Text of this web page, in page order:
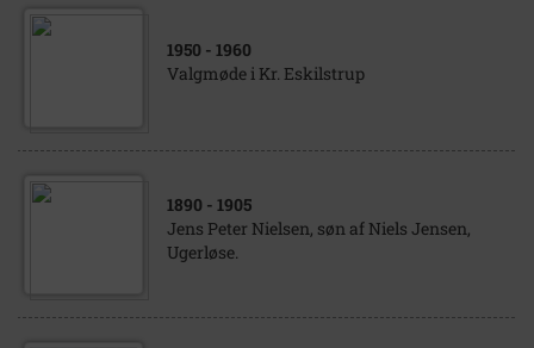
1950 - 1960
Valgmøde i Kr. Eskilstrup
1890 - 1905
Jens Peter Nielsen, søn af Niels Jensen,
Ugerløse.